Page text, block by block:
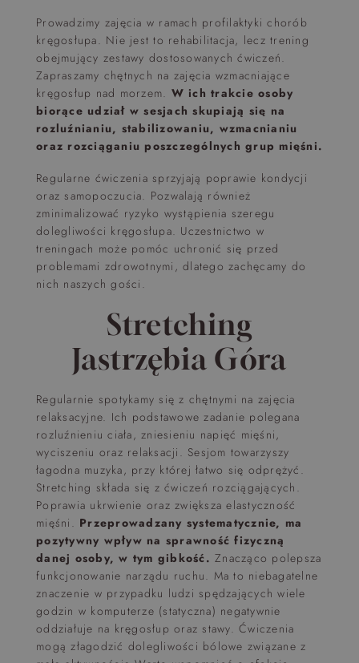
Prowadzimy zajęcia w ramach profilaktyki chorób
kręgosłupa. Nie jest to rehabilitacja, lecz trening
obejmujący zestawy dostosowanych ćwiczeń.
Zapraszamy chętnych na zajęcia wzmacniające
kręgosłup nad morzem. W ich trakcie osoby
biorące udział w sesjach skupiają się na
rozluźnianiu, stabilizowaniu, wzmacnianiu
oraz rozciąganiu poszczególnych grup mięśni.
Regularne ćwiczenia sprzyjają poprawie kondycji
oraz samopoczucia. Pozwalają również
zminimalizować ryzyko wystąpienia szeregu
dolegliwości kręgosłupa. Uczestnictwo w
treningach może pomóc uchronić się przed
problemami zdrowotnymi, dlatego zachęcamy do
nich naszych gości.
Stretching
Jastrzębia Góra
Regularnie spotykamy się z chętnymi na zajęcia
relaksacyjne. Ich podstawowe zadanie polegana
rozluźnieniu ciała, zniesieniu napięć mięśni,
wyciszeniu oraz relaksacji. Sesjom towarzyszy
łagodna muzyka, przy której łatwo się odprężyć.
Stretching składa się z ćwiczeń rozciągających.
Poprawia ukrwienie oraz zwiększa elastyczność
mięśni. Przeprowadzany systematycznie, ma
pozytywny wpływ na sprawność fizyczną
danej osoby, w tym gibkość. Znacząco polepsza
funkcjonowanie narządu ruchu. Ma to niebagatelne
znaczenie w przypadku ludzi spędzających wiele
godzin w komputerze (statyczna) negatywnie
oddziałuje na kręgosłup oraz stawy. Ćwiczenia
mogą złagodzić dolegliwości bólowe związane z